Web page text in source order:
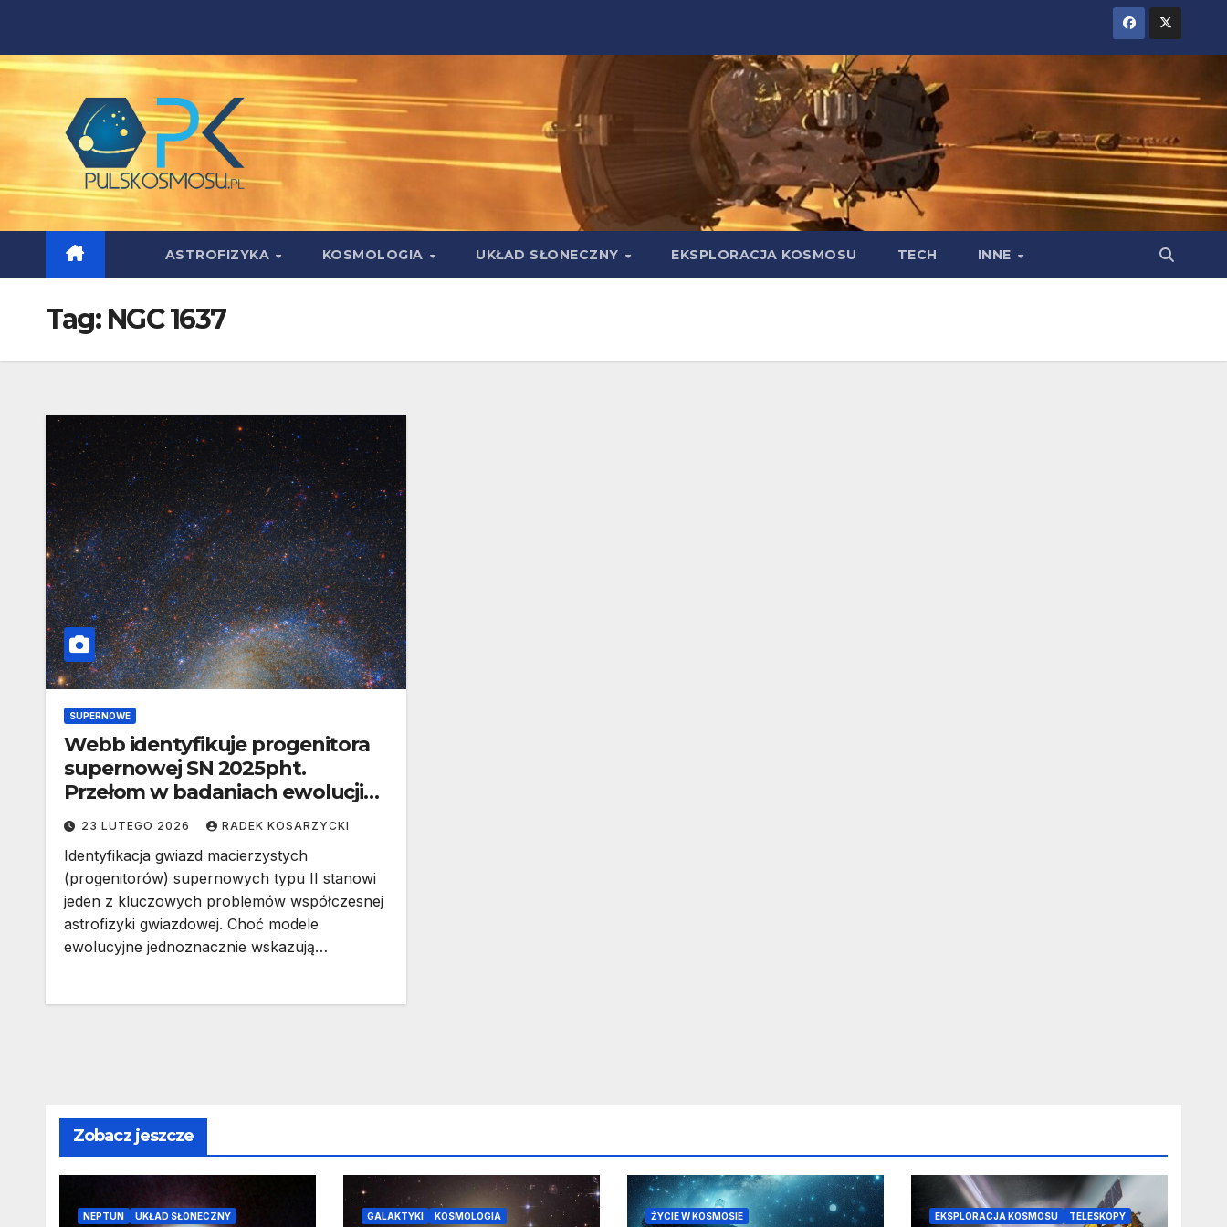
content
ASTROFIZYKA KOSMOLOGIA UKŁAD SŁONECZNY EKSPLORACJA KOSMOSU TECH INNE
Tag: NGC 1637
SUPERNOWE
Webb identyfikuje progenitora
supernowej SN 2025pht.
Przełom w badaniach ewolucji
masywnych gwiazd
23 LUTEGO 2026 RADEK KOSARZYCKI
Identyfikacja gwiazd macierzystych
(progenitorów) supernowych typu II stanowi
jeden z kluczowych problemów współczesnej
astrofizyki gwiazdowej. Choć modele
ewolucyjne jednoznacznie wskazują…
Zobacz jeszcze
NEPTUN UKŁAD SŁONECZNY GALAKTYKI KOSMOLOGIA ŻYCIE W KOSMOSIE EKSPLORACJA KOSMOSU TELESKOPY